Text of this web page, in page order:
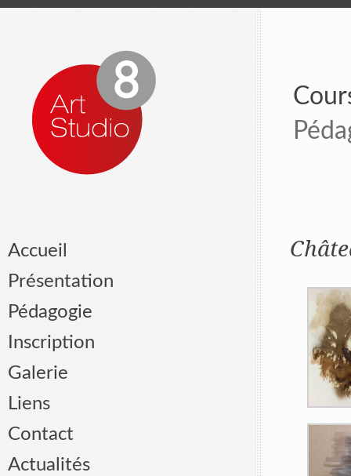
Accueil
Présentation
Pédagogie
Inscription
Galerie
Liens
Contact
Actualités